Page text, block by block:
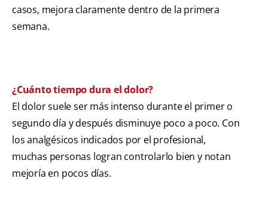
casos, mejora claramente dentro de la primera
semana.
¿Cuánto tiempo dura el dolor?
El dolor suele ser más intenso durante el primer o
segundo día y después disminuye poco a poco. Con
los analgésicos indicados por el profesional,
muchas personas logran controlarlo bien y notan
mejoría en pocos días.